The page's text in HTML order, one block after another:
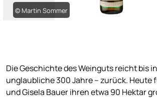
© Martin Sommer
Die Geschichte des Weinguts reicht bis
unglaubliche 300 Jahre – zurück. Heute
und Gisela Bauer ihren etwa 90 Hektar